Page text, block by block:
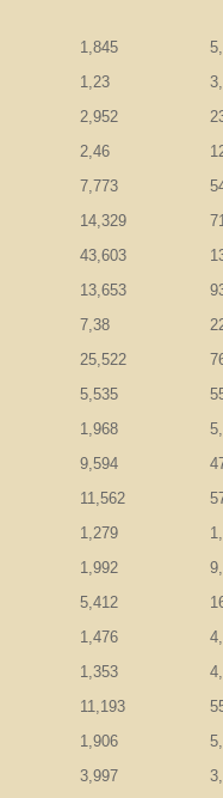
1,845
1,23
2,952
2,46
7,773
14,329
43,603
13,653
7,38
25,522
5,535
1,968
9,594
11,562
1,279
1,992
5,412
1,476
1,353
11,193
1,906
3,997